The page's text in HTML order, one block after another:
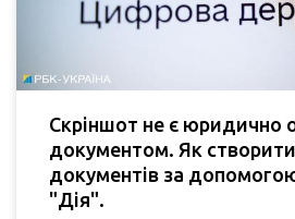
Скріншот не є юридично
документом. Як створити
документів за
"Дія".